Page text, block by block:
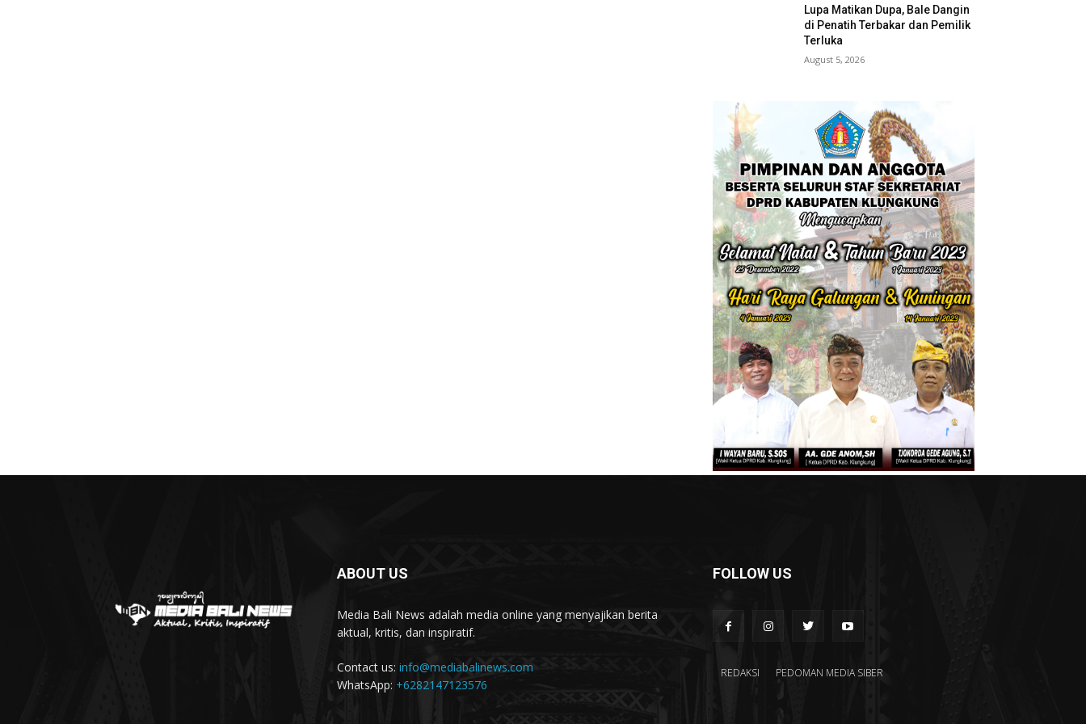
Lupa Matikan Dupa, Bale Dangin
di Penatih Terbakar dan Pemilik
Terluka
August 5, 2026
ABOUT US
Media Bali News adalah media online yang menyajikan berita
aktual, kritis, dan inspiratif.
Contact us: info@mediabalinews.com
WhatsApp: +6282147123576
FOLLOW US
REDAKSI PEDOMAN MEDIA SIBER